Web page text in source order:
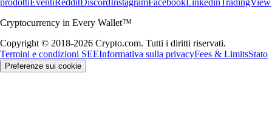
prodottiEventiRedditDiscordInstagramFacebookLinkedinTradingView
Cryptocurrency in Every Wallet™
Copyright © 2018-2026 Crypto.com. Tutti i diritti riservati.
Termini e condizioni SEEInformativa sulla privacyFees & LimitsStato
Preferenze sui cookie